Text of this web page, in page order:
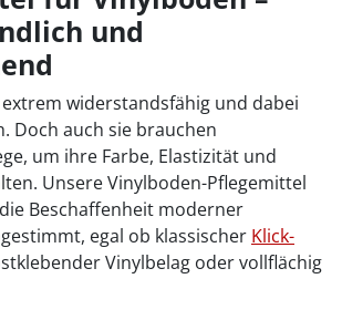
und
widerstandsfähig und dabei
Doch auch sie brauchen
um ihre Farbe, Elastizität und
Unsere Vinylboden-Pflegemittel
Beschaffenheit moderner
egal ob klassischer Klick-
Vinylbelag oder vollflächig